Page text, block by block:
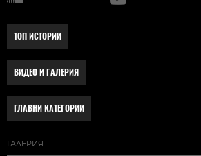
ТОП ИСТОРИИ
ВИДЕО И ГАЛЕРИЯ
ГЛАВНИ КАТЕГОРИИ
ГАЛЕРИЯ